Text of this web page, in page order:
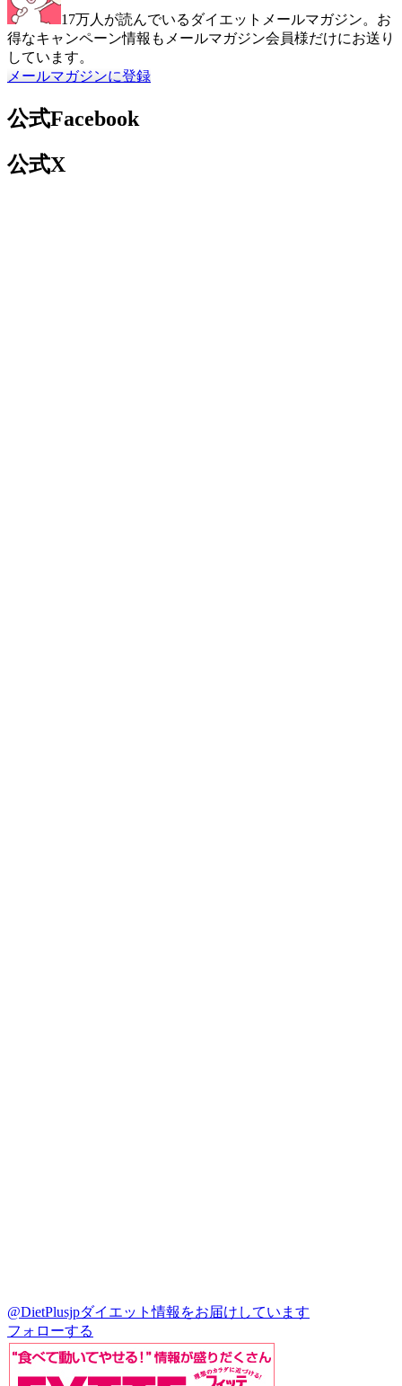
17万人が読んでいるダイエットメールマガジン。お
得なキャンペーン情報もメールマガジン会員様だけにお送り
しています。
メールマガジンに登録
公式Facebook
公式X
@DietPlusjpダイエット情報をお届けしています
フォローする